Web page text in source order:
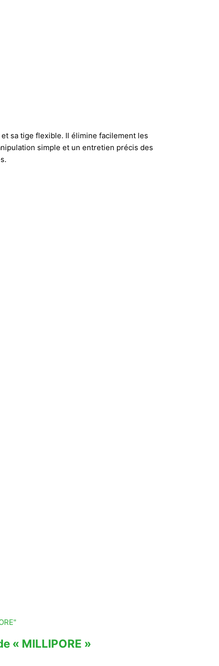
sa tige flexible. Il élimine facilement les
simple et un entretien précis des
« MILLIPORE »